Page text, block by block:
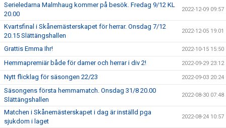
Serieledarna Malmhaug kommer på besök. Fredag 9/12 KL
20.00
2022-12-09 09:57
Kvartsfinal i Skånemästerskapet för herrar. Onsdag 7/12
20.15 Slättängshallen
2022-12-05 19:01
Grattis Emma Ihr! 2022-10-15 15:50
Hemmapremiär både för damer och herrar i div 2! 2022-09-29 23:12
Nytt flicklag för säsongen 22/23 2022-09-03 20:24
Säsongens första hemmamatch. Onsdag 31/8 20.00
Slättängshallen
2022-08-30 07:48
Matchen i Skånemästerskapet i dag är inställd pga
sjukdom i laget
2022-08-24 10:57